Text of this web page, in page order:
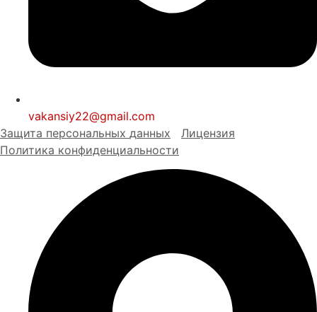
vakansiy22@gmail.com
Защита персональных данных
Лицензия
Политика конфиденциальности